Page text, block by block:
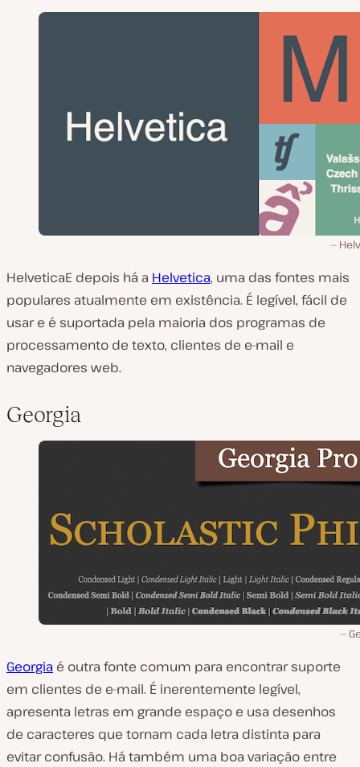
HelveticaE depois há a Helvetica, uma das fontes mais
populares atualmente em existência. É legível, fácil de
usar e é suportada pela maioria dos programas de
processamento de texto, clientes de e-mail e
navegadores web.
Georgia
Georgia é outra fonte comum para encontrar suporte
em clientes de e-mail. É inerentemente legível,
apresenta letras em grande espaço e usa desenhos
de caracteres que tornam cada letra distinta para
evitar confusão. Há também uma boa variação entre